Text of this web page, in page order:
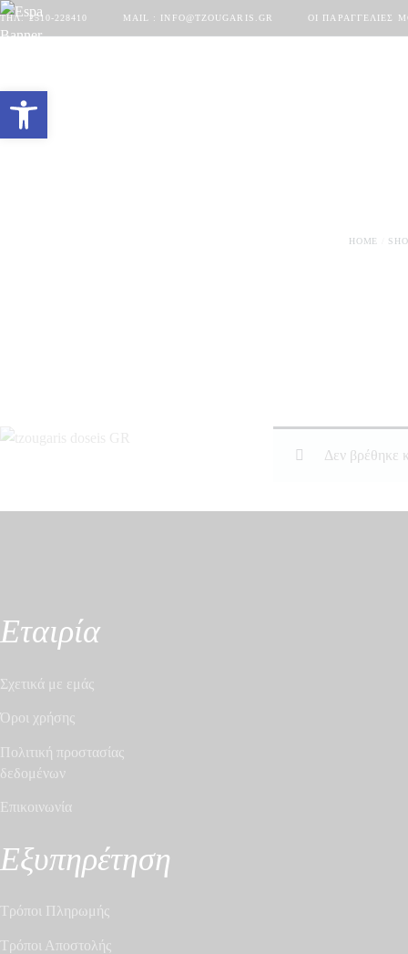
ΤΗΛ. 2510-228410 MAIL : INFO@TZOUGARIS.GR ΟΙ ΠΑΡΑΓΓΕΛΊΕΣ
HOME
Δεν βρέθηκε
Εταιρία
Σχετικά με εμάς
Όροι χρήσης
Πολιτική προστασίας
δεδομένων
Επικοινωνία
Εξυπηρέτηση
Τρόποι Πληρωμής
Τρόποι Αποστολής
Ανοίξτε τη γραμμή εργαλείων